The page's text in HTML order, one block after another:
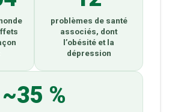
problèmes de santé
associés, dont
l’obésité et la
dépression
~35 %